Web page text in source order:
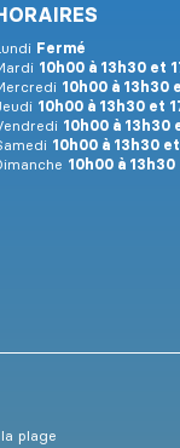
Fermé
10h00 à 13h30 et
10h00 à 13h30
10h00 à 13h30 et
10h00 à 13h30
10h00 à 13h30
10h00 à 13h30
plage